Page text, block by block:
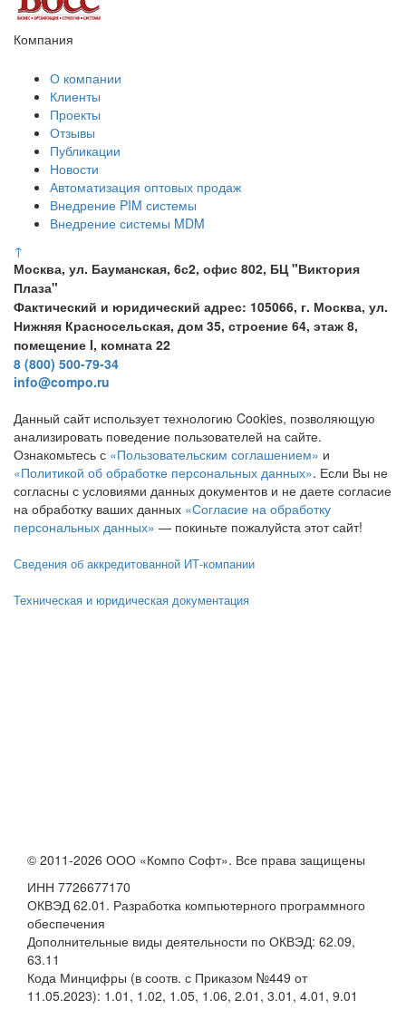
Компания
О компании
Клиенты
Проекты
Отзывы
Публикации
Новости
Автоматизация оптовых продаж
Внедрение PIM системы
Внедрение системы MDM
↑
Москва, ул. Бауманская, 6с2, офис 802, БЦ "Виктория
Плаза"
Фактический и юридический адрес: 105066, г. Москва, ул.
Нижняя Красносельская, дом 35, строение 64, этаж 8,
помещение I, комната 22
8 (800) 500-79-34
info@compo.ru
Данный сайт использует технологию Cookies, позволяющую
анализировать поведение пользователей на сайте.
Ознакомьтесь с «Пользовательским соглашением» и
«Политикой об обработке персональных данных». Если Вы не
согласны с условиями данных документов и не даете согласие
на обработку ваших данных «Согласие на обработку
персональных данных» — покиньте пожалуйста этот сайт!
Сведения об аккредитованной ИТ-компании
Техническая и юридическая документация
© 2011-2026 ООО «Компо Софт». Все права защищены
ИНН 7726677170
ОКВЭД 62.01. Разработка компьютерного программного
обеспечения
Дополнительные виды деятельности по ОКВЭД: 62.09,
63.11
Кода Минцифры (в соотв. с Приказом №449 от
11.05.2023): 1.01, 1.02, 1.05, 1.06, 2.01, 3.01, 4.01, 9.01